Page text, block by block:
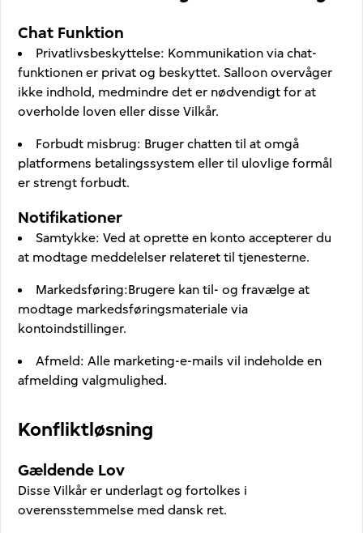
Chat Funktion
Privatlivsbeskyttelse: Kommunikation via chat-
funktionen er privat og beskyttet. Salloon overvåger
ikke indhold, medmindre det er nødvendigt for at
overholde loven eller disse Vilkår.
Forbudt misbrug: Bruger chatten til at omgå
platformens betalingssystem eller til ulovlige formål
er strengt forbudt.
Notifikationer
Samtykke:Ved at oprette en konto accepterer du
at modtage meddelelser relateret til tjenesterne.
Markedsføring:Brugere kan til- og fravælge at
modtage markedsføringsmateriale via
kontoindstillinger.
Afmeld:Alle marketing-e-mails vil indeholde en
afmelding valgmulighed.
Konfliktløsning
Gældende Lov
Disse Vilkår er underlagt og fortolkes i
overensstemmelse med dansk ret.